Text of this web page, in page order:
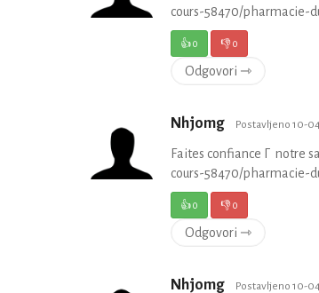
cours-58470/pharmacie-
👍0 👎0
Odgovori ⇾
Nhjomg Postavljeno 10-
Faites confiance Г notre
cours-58470/pharmacie-
👍0 👎0
Odgovori ⇾
Nhjomg Postavljeno 10-